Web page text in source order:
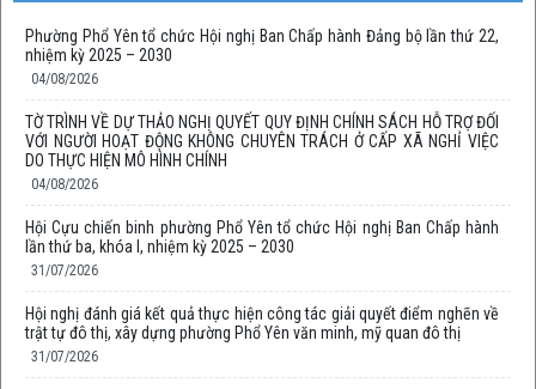
Phường Phổ Yên tổ chức Hội nghị Ban Chấp hành Đảng bộ lần thứ 22,
nhiệm kỳ 2025 – 2030
04/08/2026
TỜ TRÌNH VỀ DỰ THẢO NGHỊ QUYẾT QUY ĐỊNH CHÍNH SÁCH HỖ TRỢ ĐỐI
VỚI NGƯỜI HOẠT ĐỘNG KHÔNG CHUYÊN TRÁCH Ở CẤP XÃ NGHỈ VIỆC
DO THỰC HIỆN MÔ HÌNH CHÍNH
04/08/2026
Hội Cựu chiến binh phường Phổ Yên tổ chức Hội nghị Ban Chấp hành
lần thứ ba, khóa I, nhiệm kỳ 2025 – 2030
31/07/2026
Hội nghị đánh giá kết quả thực hiện công tác giải quyết điểm nghẽn về
trật tự đô thị, xây dựng phường Phổ Yên văn minh, mỹ quan đô thị
31/07/2026